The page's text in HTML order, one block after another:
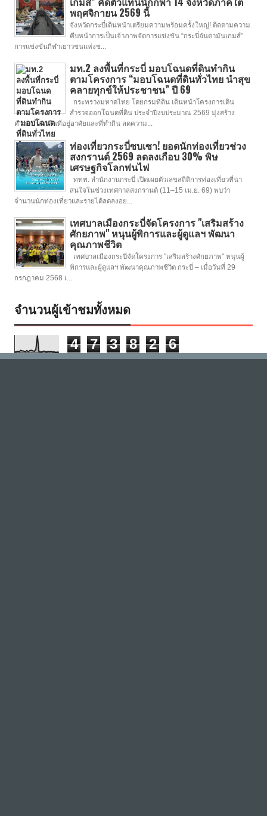
พฤศจิกายน 2569 นี้
จังหวัดกระบี่เดินหน้าเตรียมความพร้อมครั้งใหญ่! ติดตามความ
คืบหน้าการเป็นเจ้าภาพจัดการแข่งขัน “กระบี่อันดามันเกมส์”
การแข่งขันกีฬาเยาวชนแห่งช...
มท.2 ลงพื้นที่กระบี่ มอบโฉนดที่ดินทำกิน
ตามโครงการ “มอบโฉนดที่ดินทั่วไทย นำสุข
คลายทุกข์ให้ประชาชน” ปี 69
กระทรวงมหาดไทย โดยกรมที่ดิน เดินหน้าโครงการเดิน
สำรวจออกโฉนดที่ดิน ประจำปีงบประมาณ 2569 มุ่งสร้าง
ความมั่นคงในที่อยู่อาศัยและที่ทำกิน ลดความ...
ท่องเที่ยวกระบี่ซบเซา! ยอดนักท่องเที่ยวช่วง
สงกรานต์ 2569 ลดลงเกือบ 30% พิษ
เศรษฐกิจโลกพ่นไฟ
ททท. สำนักงานกระบี่ เปิดเผยตัวเลขสถิติการท่องเที่ยวที่น่า
สนใจในช่วงเทศกาลสงกรานต์ (11–15 เม.ย. 69) พบว่า
จำนวนนักท่องเที่ยวและรายได้ลดลงอย...
เทศบาลเมืองกระบี่จัดโครงการ "เสริมสร้าง
ศักยภาพ" หนุนผู้พิการและผู้ดูแลฯ พัฒนา
คุณภาพชีวิต
เทศบาลเมืองกระบี่จัดโครงการ "เสริมสร้างศักยภาพ" หนุนผู้
พิการและผู้ดูแลฯ พัฒนาคุณภาพชีวิต กระบี่ – เมื่อวันที่ 29
กรกฎาคม 2568 เ...
จำนวนผู้เข้าชมทั้งหมด
4 7 3 8 2 6